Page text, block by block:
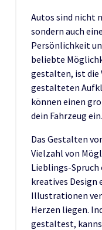
Autos sind nicht
sondern auch
Persönlichkeit
beliebte
gestalten, ist die
gestalteten
können einen
dein Fahrzeug
Das Gestalten
Vielzahl von
Lieblings-Spruch
kreatives Design
Illustrationen
Herzen liegen.
gestaltest,